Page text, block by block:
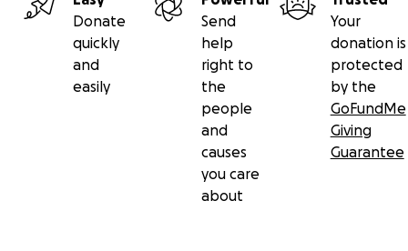
Donate
quickly
and
easily
Send
help
right to
the
people
and
causes
you care
about
Your
donation is
protected
by the
GoFundMe
Giving
Guarantee